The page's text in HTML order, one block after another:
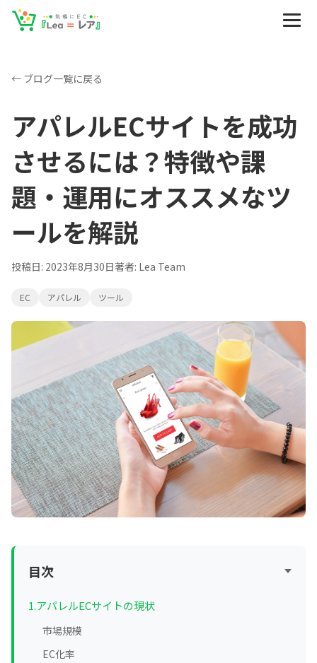
← ブログ一覧に戻る
アパレルECサイトを成功
させるには？特徴や課
題・運用にオススメなツ
ールを解説
投稿日: 2023年8月30日著者: Lea Team
EC アパレル ツール
目次
1.アパレルECサイトの現状
市場規模
EC化率